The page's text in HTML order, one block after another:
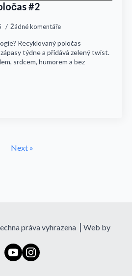
#2
Žádné komentáře
Recyklovaný poločas
týdne a přidává zelený twist.
srdcem, humorem a bez
Next »
práva vyhrazena ⎪Web by